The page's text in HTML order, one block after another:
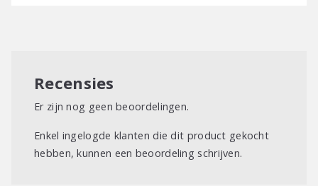
Recensies
Er zijn nog geen beoordelingen.
Enkel ingelogde klanten die dit product gekocht
hebben, kunnen een beoordeling schrijven.